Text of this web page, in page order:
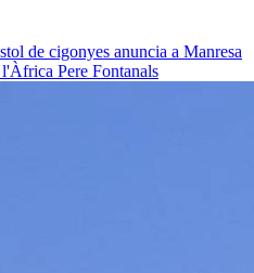
de cigonyes anuncia a Manresa
l'Àfrica Pere Fontanals